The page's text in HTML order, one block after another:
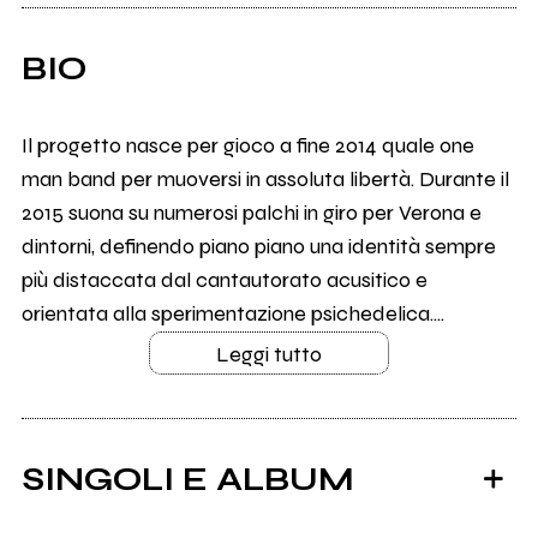
BIO
Il progetto nasce per gioco a fine 2014 quale one
man band per muoversi in assoluta libertà. Durante il
2015 suona su numerosi palchi in giro per Verona e
dintorni, definendo piano piano una identità sempre
più distaccata dal cantautorato acusitico e
orientata alla sperimentazione psichedelica....
Leggi tutto
SINGOLI E ALBUM